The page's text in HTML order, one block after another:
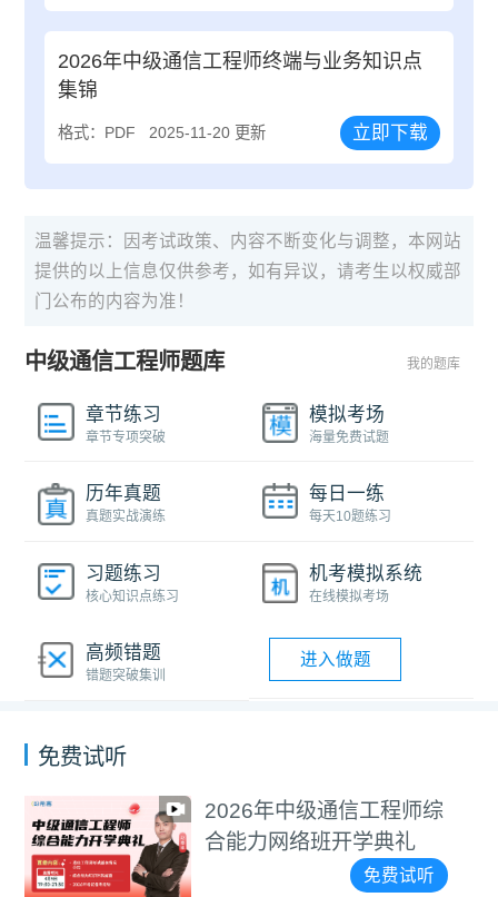
2026年中级通信工程师终端与业务知识点
集锦
格式：PDF 2025-11-20 更新 立即下载
温馨提示：因考试政策、内容不断变化与调整，本网站
提供的以上信息仅供参考，如有异议，请考生以权威部
门公布的内容为准！
中级通信工程师题库 我的题库
章节练习
章节专项突破
模拟考场
海量免费试题
历年真题
真题实战演练
每日一练
每天10题练习
习题练习
核心知识点练习
机考模拟系统
在线模拟考场
高频错题
错题突破集训
进入做题
免费试听
2026年中级通信工程师综
合能力网络班开学典礼
免费试听